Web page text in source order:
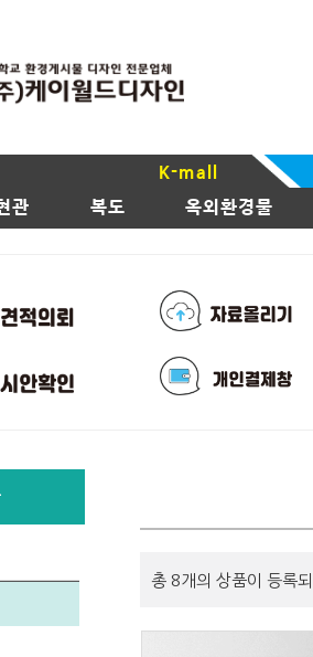
K-mall
관
복도 옥외환경물
총 8개의 상품이 등록